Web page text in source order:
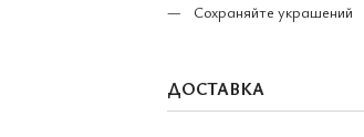
Сохраняйте украшений
ДОСТАВКА